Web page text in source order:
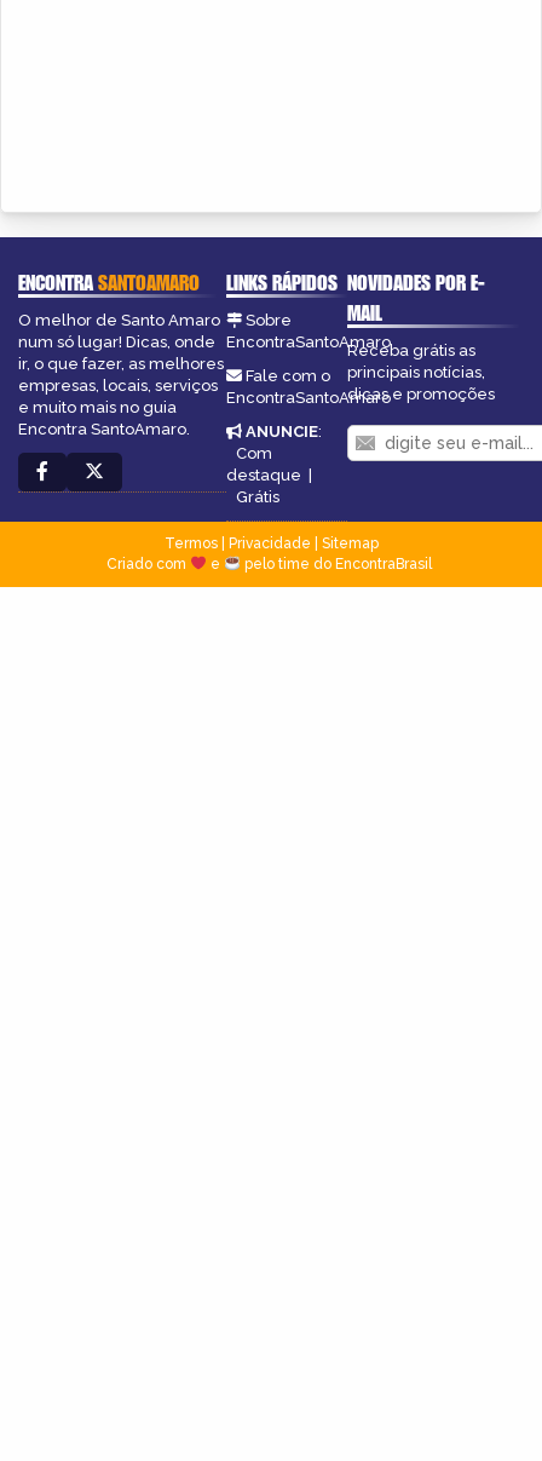
ENCONTRASANTOAMARO
O melhor de Santo Amaro
num só lugar! Dicas, onde
ir, o que fazer, as melhores
empresas, locais, serviços
e muito mais no guia
Encontra SantoAmaro.
LINKS RÁPIDOS
Sobre
EncontraSantoAmaro
Fale com o
EncontraSantoAmaro
ANUNCIE:
Com
destaque
Grátis
NOVIDADES POR E-
MAIL
Receba grátis as
principais notícias,
dicas e promoções
Termos| Privacidade
Sitemap
Criado com
e pelo time do EncontraBrasil